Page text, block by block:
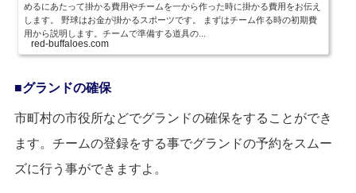
めるにあたって掛かる費用やチームを一から作った時に掛かる費用をお伝え
します。 野球はお金が掛かるスポーツです。 まずはチーム作る時の初期費
用から説明します。チームで準備する道具の...
red-buffaloes.com
グランドの確保
市町村の市役所などでグランドの確保をすることができ
ます。チームの登録をする事でグランドの予約をスムー
ズに行う事ができますよ。